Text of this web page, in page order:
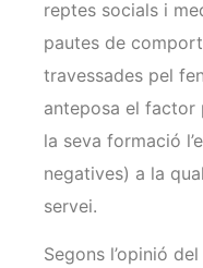
reptes socials i
pautes de
travessades pel
anteposa el factor
la seva formació
negatives) a la
servei.
Segons l’opinió